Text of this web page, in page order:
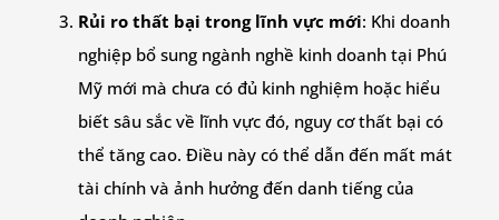
Rủi ro thất bại trong lĩnh vực mới: Khi doanh
nghiệp bổ sung ngành nghề kinh doanh tại Phú
Mỹ mới mà chưa có đủ kinh nghiệm hoặc hiểu
biết sâu sắc về lĩnh vực đó, nguy cơ thất bại có
thể tăng cao. Điều này có thể dẫn đến mất mát
tài chính và ảnh hưởng đến danh tiếng của